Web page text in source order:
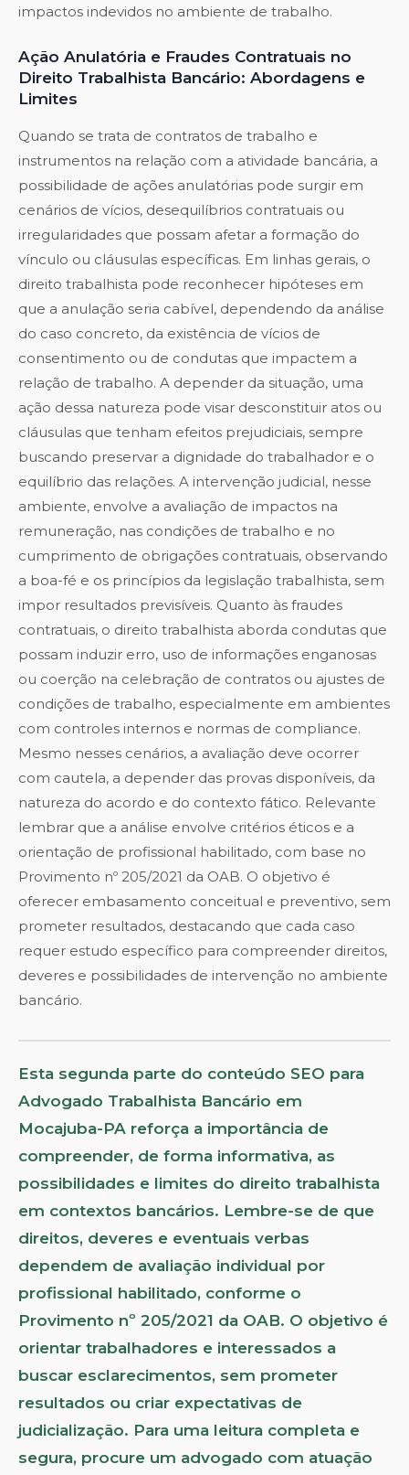
impactos indevidos no ambiente de trabalho.
Ação Anulatória e Fraudes Contratuais no
Direito Trabalhista Bancário: Abordagens e
Limites
Quando se trata de contratos de trabalho e
instrumentos na relação com a atividade bancária, a
possibilidade de ações anulatórias pode surgir em
cenários de vícios, desequilíbrios contratuais ou
irregularidades que possam afetar a formação do
vínculo ou cláusulas específicas. Em linhas gerais, o
direito trabalhista pode reconhecer hipóteses em
que a anulação seria cabível, dependendo da análise
do caso concreto, da existência de vícios de
consentimento ou de condutas que impactem a
relação de trabalho. A depender da situação, uma
ação dessa natureza pode visar desconstituir atos ou
cláusulas que tenham efeitos prejudiciais, sempre
buscando preservar a dignidade do trabalhador e o
equilíbrio das relações. A intervenção judicial, nesse
ambiente, envolve a avaliação de impactos na
remuneração, nas condições de trabalho e no
cumprimento de obrigações contratuais, observando
a boa-fé e os princípios da legislação trabalhista, sem
impor resultados previsíveis. Quanto às fraudes
contratuais, o direito trabalhista aborda condutas que
possam induzir erro, uso de informações enganosas
ou coerção na celebração de contratos ou ajustes de
condições de trabalho, especialmente em ambientes
com controles internos e normas de compliance.
Mesmo nesses cenários, a avaliação deve ocorrer
com cautela, a depender das provas disponíveis, da
natureza do acordo e do contexto fático. Relevante
lembrar que a análise envolve critérios éticos e a
orientação de profissional habilitado, com base no
Provimento nº 205/2021 da OAB. O objetivo é
oferecer embasamento conceitual e preventivo, sem
prometer resultados, destacando que cada caso
requer estudo específico para compreender direitos,
deveres e possibilidades de intervenção no ambiente
bancário.
Esta segunda parte do conteúdo SEO para
Advogado Trabalhista Bancário em
Mocajuba-PA reforça a importância de
compreender, de forma informativa, as
possibilidades e limites do direito trabalhista
em contextos bancários. Lembre-se de que
direitos, deveres e eventuais verbas
dependem de avaliação individual por
profissional habilitado, conforme o
Provimento nº 205/2021 da OAB. O objetivo é
orientar trabalhadores e interessados a
buscar esclarecimentos, sem prometer
resultados ou criar expectativas de
judicialização. Para uma leitura completa e
segura, procure um advogado com atuação